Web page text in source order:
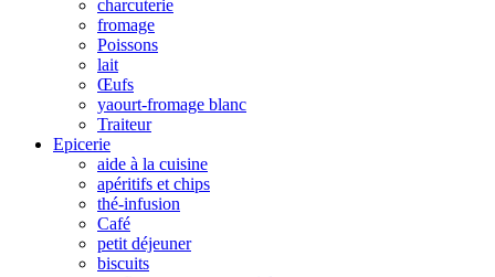
charcuterie
fromage
Poissons
lait
Œufs
yaourt-fromage blanc
Traiteur
Epicerie
aide à la cuisine
apéritifs et chips
thé-infusion
Café
petit déjeuner
biscuits